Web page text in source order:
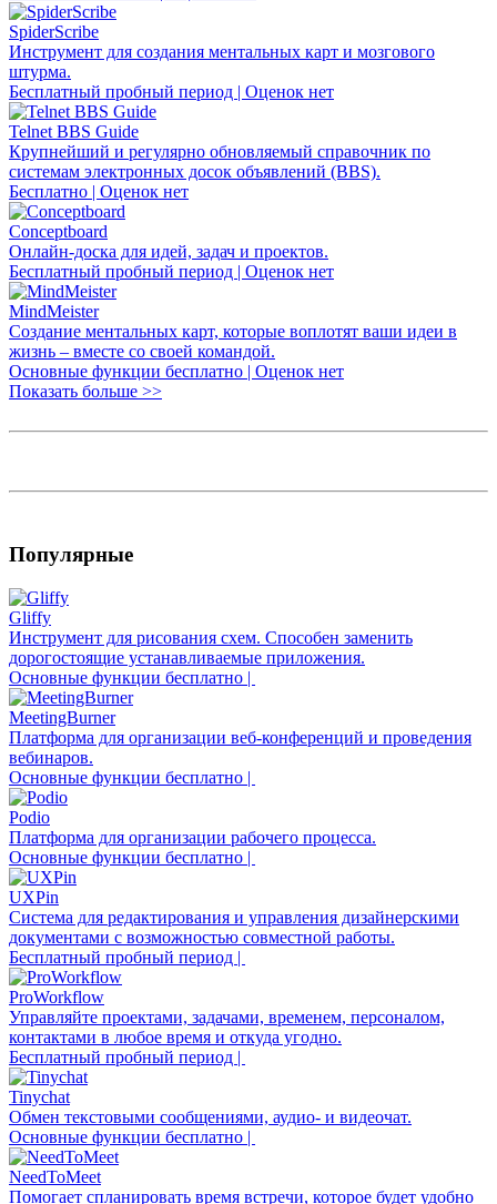
SpiderScribe
Инструмент для создания ментальных карт и мозгового
штурма.
Бесплатный пробный период | Оценок нет
Telnet BBS Guide
Крупнейший и регулярно обновляемый справочник по
системам электронных досок объявлений (BBS).
Бесплатно | Оценок нет
Conceptboard
Онлайн-доска для идей, задач и проектов.
Бесплатный пробный период | Оценок нет
MindMeister
Создание ментальных карт, которые воплотят ваши идеи в
жизнь – вместе со своей командой.
Основные функции бесплатно | Оценок нет
Показать больше >>
Популярные
Gliffy
Инструмент для рисования схем. Способен заменить
дорогостоящие устанавливаемые приложения.
Основные функции бесплатно |
MeetingBurner
Платформа для организации веб-конференций и проведения
вебинаров.
Основные функции бесплатно |
Podio
Платформа для организации рабочего процесса.
Основные функции бесплатно |
UXPin
Система для редактирования и управления дизайнерскими
документами с возможностью совместной работы.
Бесплатный пробный период |
ProWorkflow
Управляйте проектами, задачами, временем, персоналом,
контактами в любое время и откуда угодно.
Бесплатный пробный период |
Tinychat
Обмен текстовыми сообщениями, аудио- и видеочат.
Основные функции бесплатно |
NeedToMeet
Помогает спланировать время встречи, которое будет удобно